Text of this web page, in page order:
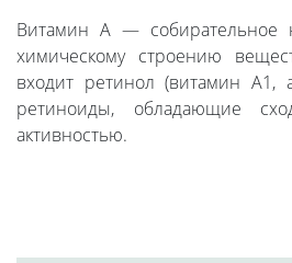
Витамин A — собирательное
химическому строению
входит ретинол (витамин A1,
ретиноиды, обладающие
активностью.